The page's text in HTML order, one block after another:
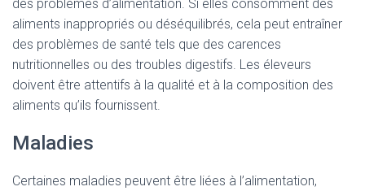
des problèmes d’alimentation. Si elles consomment des
aliments inappropriés ou déséquilibrés, cela peut entraîner
des problèmes de santé tels que des carences
nutritionnelles ou des troubles digestifs. Les éleveurs
doivent être attentifs à la qualité et à la composition des
aliments qu’ils fournissent.
Maladies
Certaines maladies peuvent être liées à l’alimentation,